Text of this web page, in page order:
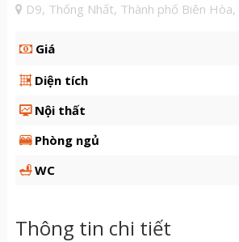
D9, Thống Nhất, Thành phố Biên
Giá
Diện tích
Nội thất
Phòng ngủ
WC
Thông tin chi tiết